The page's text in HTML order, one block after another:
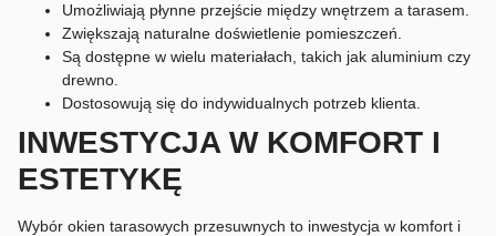
Umożliwiają płynne przejście między wnętrzem a tarasem.
Zwiększają naturalne doświetlenie pomieszczeń.
Są dostępne w wielu materiałach, takich jak aluminium czy
drewno.
Dostosowują się do indywidualnych potrzeb klienta.
INWESTYCJA W KOMFORT I
ESTETYKĘ
Wybór okien tarasowych przesuwnych to inwestycja w komfort i